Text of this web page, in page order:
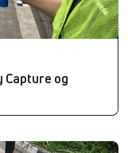
Capture og